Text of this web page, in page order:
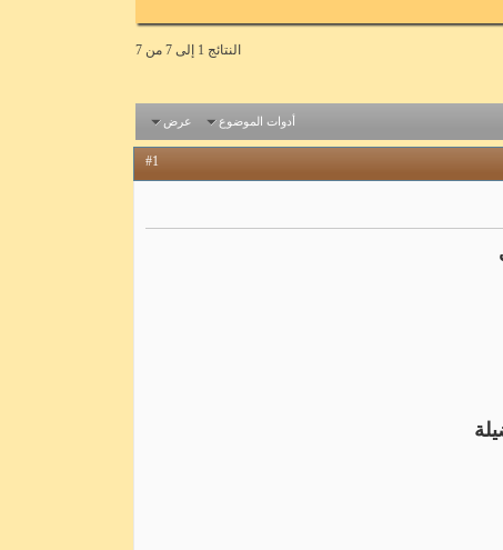
النتائج 1 إلى 7 من 7
أدوات الموضوع عرض
#1